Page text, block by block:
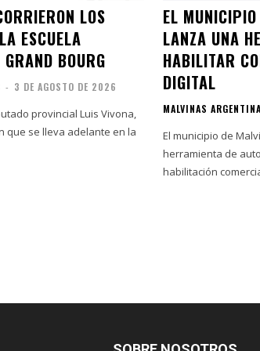
LOS
ESCUELA
BOURG
- 3 DE AGOSTO DE 2026
provincial Luis Vivona,
que se lleva adelante en la
EL
LANZA UNA
HABILITAR
DIGITAL
MALVINAS
El municipio de
herramienta de
habilitación